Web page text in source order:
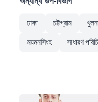
ঢাকা চট্টগ্রাম
ময়মনসিংহ সাধারণ